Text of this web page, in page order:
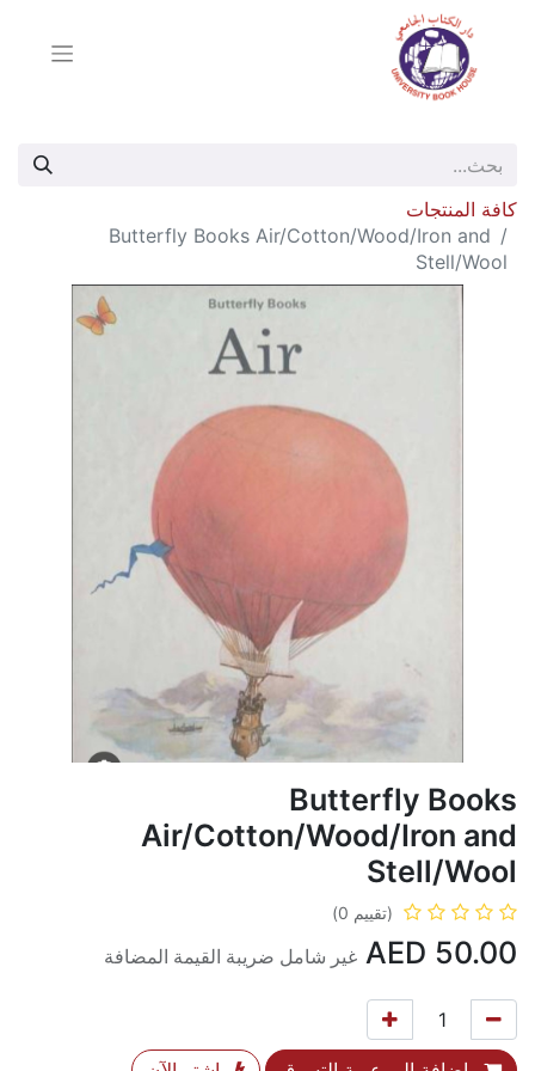
كافة المنتجات
Butterfly Books Air/Cotton/Wood/Iron and
Stell/Wool
Butterfly Books
Air/Cotton/Wood/Iron and
Stell/Wool
(تقييم 0)
50.00 غير شامل ضريبة القيمة المضافة